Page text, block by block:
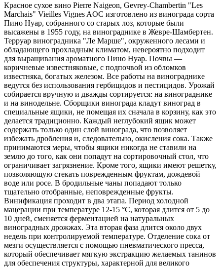
Красное сухое вино Pierre Naigeon, Gevrey-Chambertin "Les
Marchais" Vieilles Vignes AOC изготовлено из винограда сорта
Пино Нуар, собранного со старых лоз, которые были
высажены в 1955 году, на винограднике в Жевре-Шамбертен.
Терруар виноградника "Ле Марше", окруженного лесами и
обладающего прохладным климатом, невероятно подходит
для выращивания ароматного Пино Нуар. Почвы —
коричневые известняковые, с подпочвой из обломков
известняка, богатых железом. Все работы на винограднике
ведутся без использования гербицидов и пестицидов. Урожай
собирается вручную и дважды сортируется: на винограднике
и на винодельне. Сборщики винограда кладут виноград в
специальные ящики, не помещая их сначала в корзину, как это
делается традиционно. Каждый неглубокий ящик может
содержать только один слой винограда, что позволяет
избежать дробления и, следовательно, окисления сока. Также
принимаются меры, чтобы ящики никогда не ставили на
землю до того, как они попадут на сортировочный стол, что
ограничивает загрязнение. Кроме того, ящики имеют решетку,
позволяющую стекать поврежденным фруктам, дождевой
воде или росе. В бродильные чаны попадают только
тщательно отобранные, неповрежденные фрукты.
Винификация проходит в два этапа. Период холодной
мацерации при температуре 12-15 °С, которая длится от 5 до
10 дней, сменяется ферментацией на натуральных
виноградных дрожжах. Эта вторая фаза длится около двух
недель при контролируемой температуре. Отделение сока от
мезги осуществляется с помощью пневматического пресса,
который обеспечивает мягкую экстракцию желаемых танинов
для обеспечения структуры, характерной для великого